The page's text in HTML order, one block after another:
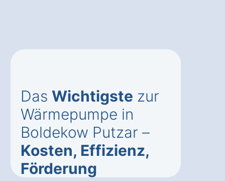
Das Wichtigste zur
Wärmepumpe in
Boldekow Putzar –
Kosten, Effizienz,
Förderung